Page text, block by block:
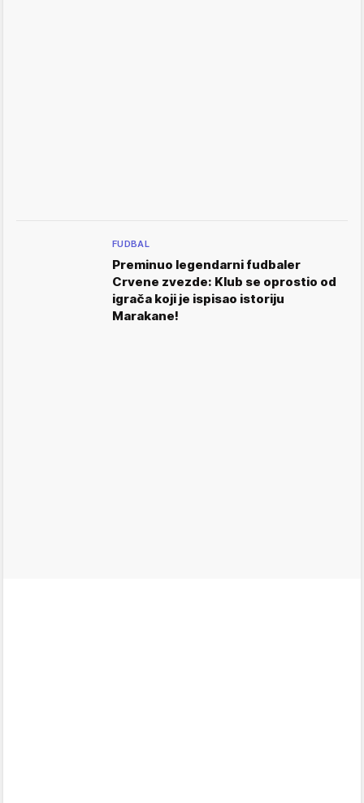
FUDBAL
Preminuo legendarni fudbaler
Crvene zvezde: Klub se oprostio od
igrača koji je ispisao istoriju
Marakane!